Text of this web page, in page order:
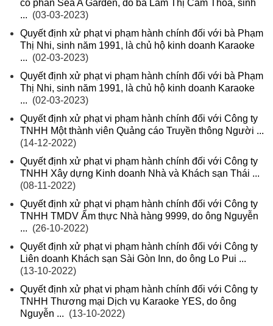
cổ phần Sea A Garden, do bà Lâm Thị Cẩm Thoa, sinh
... (03-03-2023)
Quyết định xử phạt vi phạm hành chính đối với bà Phạm
Thị Nhi, sinh năm 1991, là chủ hộ kinh doanh Karaoke
... (02-03-2023)
Quyết định xử phạt vi phạm hành chính đối với bà Phạm
Thị Nhi, sinh năm 1991, là chủ hộ kinh doanh Karaoke
... (02-03-2023)
Quyết định xử phạt vi phạm hành chính đối với Công ty
TNHH Một thành viên Quảng cáo Truyền thông Người ...
(14-12-2022)
Quyết định xử phạt vi phạm hành chính đối với Công ty
TNHH Xây dựng Kinh doanh Nhà và Khách sạn Thái ...
(08-11-2022)
Quyết định xử phạt vi phạm hành chính đối với Công ty
TNHH TMDV Ẩm thực Nhà hàng 9999, do ông Nguyễn
... (26-10-2022)
Quyết định xử phạt vi phạm hành chính đối với Công ty
Liên doanh Khách sạn Sài Gòn Inn, do ông Lo Pui ...
(13-10-2022)
Quyết định xử phạt vi phạm hành chính đối với Công ty
TNHH Thương mại Dịch vụ Karaoke YES, do ông
Nguyễn ... (13-10-2022)